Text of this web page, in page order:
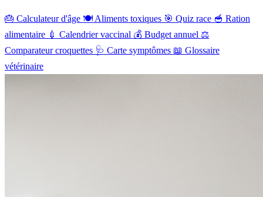
🎂 Calculateur d'âge 🍽️ Aliments toxiques 🎯 Quiz race 🥣 Ration
alimentaire 💉 Calendrier vaccinal 💰 Budget annuel ⚖️
Comparateur croquettes 🩺 Carte symptômes 📖 Glossaire
vétérinaire